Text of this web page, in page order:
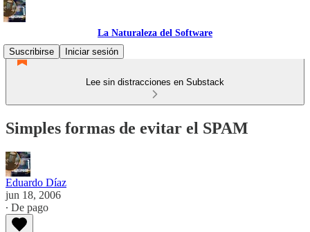
La Naturaleza del Software
Suscribirse
Iniciar sesión
Lee sin distracciones en Substack
Simples formas de evitar el SPAM
Eduardo Díaz
jun 18, 2006
∙ De pago